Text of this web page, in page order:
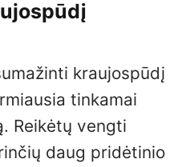
kraujospūdį
tinkamai
Reikėtų vengti
daug pridėtinio